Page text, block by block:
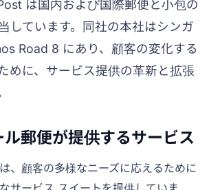
は国内および国際郵便と小包の
しています。同社の本社はシンガ
Road 8 にあり、顧客の変化する
めに、サービス提供の革新と拡張
郵便が提供するサービス
、顧客の多様なニーズに応えるために